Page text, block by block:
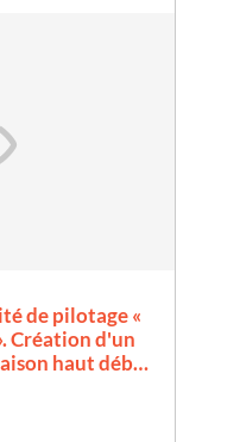
de pilotage «
Création d'un
haut déb…